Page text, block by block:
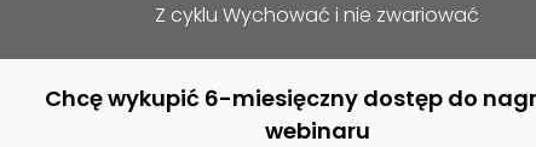
Z cyklu Wychować i nie zwariować
Chcę wykupić 6-miesięczny dostęp do
webinaru